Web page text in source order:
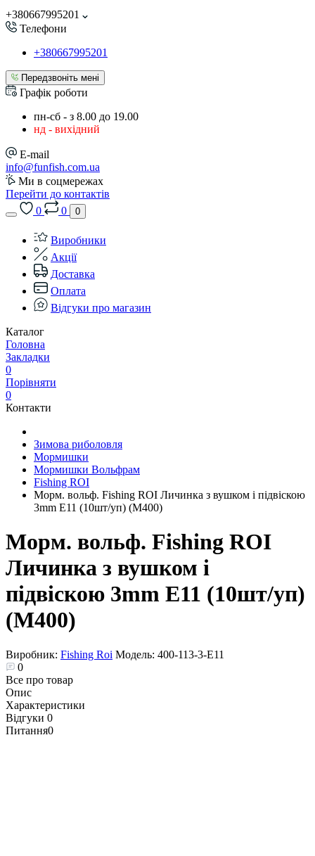
+380667995201
Телефони
+380667995201
Передзвоніть мені
Графік роботи
пн-сб - з 8.00 до 19.00
нд - вихідний
E-mail
info@funfish.com.ua
Ми в соцмережах
Перейти до контактів
0
0 0
Виробники
Акції
Доставка
Оплата
Відгуки про магазин
Каталог
Головна
Закладки
0
Порівняти
0
Контакти
Зимова риболовля
Мормишки
Мормишки Вольфрам
Fishing ROI
Морм. вольф. Fishing ROI Личинка з вушком і підвіскою
3mm E11 (10шт/уп) (M400)
Морм. вольф. Fishing ROI
Личинка з вушком і
підвіскою 3mm E11 (10шт/уп)
(M400)
Виробник: Fishing Roi Модель: 400-113-3-E11
0
Все про товар
Опис
Характеристики
Відгуки 0
Питання0